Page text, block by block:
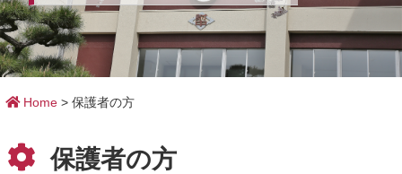
Home > 保護者の方
保護者の方